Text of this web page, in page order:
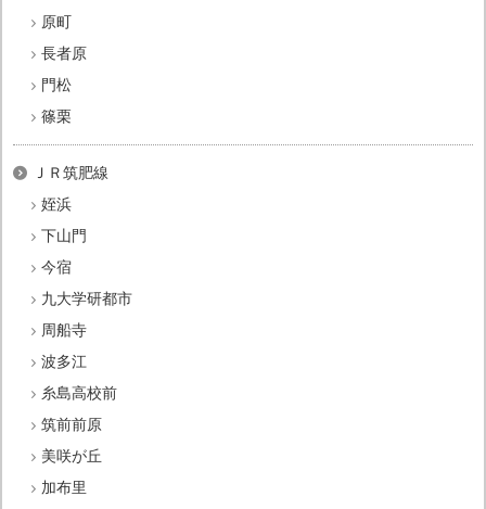
原町
長者原
門松
篠栗
ＪＲ筑肥線
姪浜
下山門
今宿
九大学研都市
周船寺
波多江
糸島高校前
筑前前原
美咲が丘
加布里